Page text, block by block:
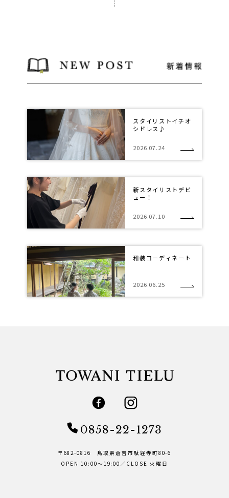
スタイリストイチオ
シドレス♪
2026.07.24
新スタイリストデビ
ュー！
2026.07.10
和装コーディネート
2026.06.25
0858-22-1273
〒682-0816 鳥取県倉吉市駄経寺町80-6
OPEN 10:00～19:00／CLOSE 火曜日